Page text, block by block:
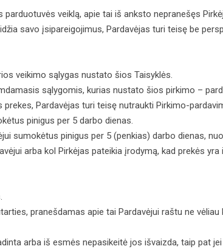
veiklą, apie tai iš anksto nepranešęs
savo įsipareigojimus, Pardavėjas turi teisę be
veikimo sąlygas nustato šios Taisyklės.
sąlygomis, kurias nustato šios pirkimo –
Pardavėjas turi teisę nutraukti Pirkimo-
pinigus per 5 darbo dienas.
sumokėtus pinigus per 5 (penkias) darbo dienas,
arba kol Pirkėjas pateikia įrodymą, kad prekės
pranešdamas apie tai Pardavėjui raštu ne
arba iš esmės nepasikeitė jos išvaizda, taip pat